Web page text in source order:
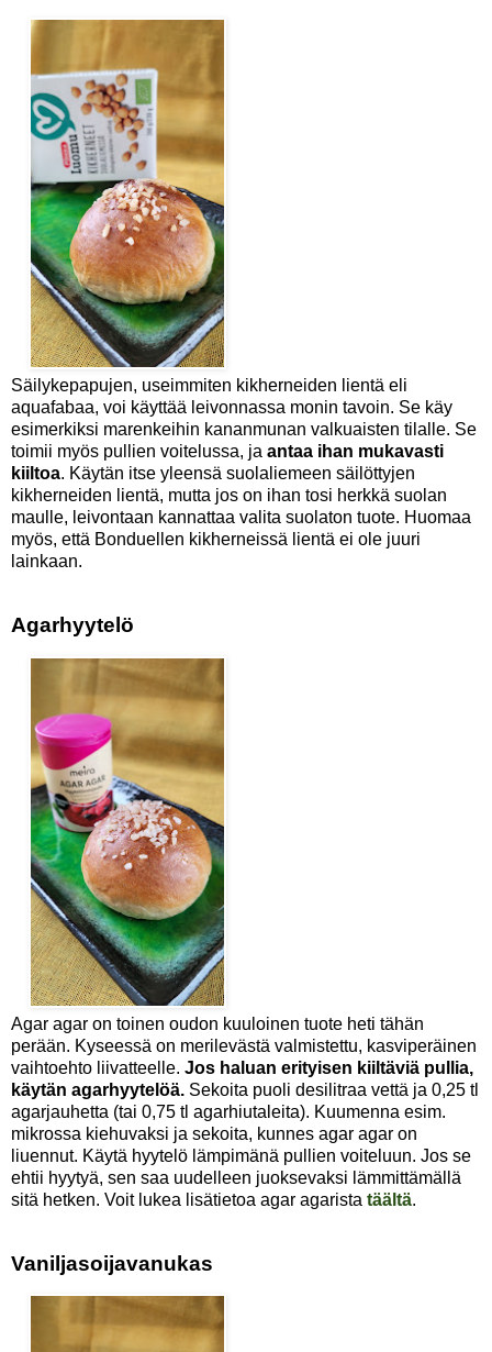
Säilykepapujen, useimmiten kikherneiden lientä eli
aquafabaa, voi käyttää leivonnassa monin tavoin. Se käy
esimerkiksi marenkeihin kananmunan valkuaisten tilalle. Se
toimii myös pullien voitelussa, ja antaa ihan mukavasti
kiiltoa. Käytän itse yleensä suolaliemeen säilöttyjen
kikherneiden lientä, mutta jos on ihan tosi herkkä suolan
maulle, leivontaan kannattaa valita suolaton tuote. Huomaa
myös, että Bonduellen kikherneissä lientä ei ole juuri
lainkaan.
Agarhyytelö
Agar agar on toinen oudon kuuloinen tuote heti tähän
perään. Kyseessä on merilevästä valmistettu, kasviperäinen
vaihtoehto liivatteelle. Jos haluan erityisen kiiltäviä pullia,
käytän agarhyytelöä. Sekoita puoli desilitraa vettä ja 0,25 tl
agarjauhetta (tai 0,75 tl agarhiutaleita). Kuumenna esim.
mikrossa kiehuvaksi ja sekoita, kunnes agar agar on
liuennut. Käytä hyytelö lämpimänä pullien voiteluun. Jos se
ehtii hyytyä, sen saa uudelleen juoksevaksi lämmittämällä
sitä hetken. Voit lukea lisätietoa agar agarista täältä.
Vaniljasoijavanukas